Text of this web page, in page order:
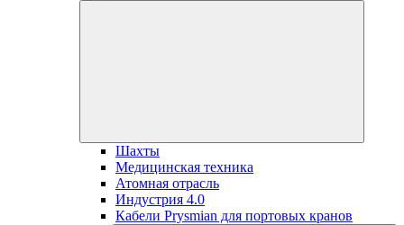
Шахты
Медицинская техника
Атомная отрасль
Индустрия 4.0
Кабели Prysmian для портовых кранов